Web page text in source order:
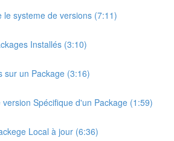
le systeme de versions (7:11)
Installés (3:10)
sur un Package (3:16)
version Spécifique d'un Package (1:59)
Local à jour (6:36)